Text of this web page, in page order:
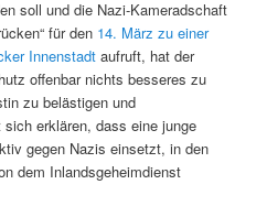
soll und die Nazi-Kam­er­ad­schaft
für den 14. März zu ein­er
Innen­stadt aufruft, hat der
offen­bar nichts besseres zu
zu belästi­gen und
erk­lären, dass eine junge
gegen Nazis ein­set­zt, in den
dem Inlands­ge­heim­di­enst